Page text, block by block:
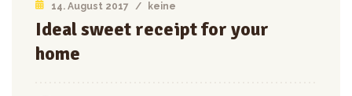
14. August 2017 / keine
Ideal sweet receipt for your
home